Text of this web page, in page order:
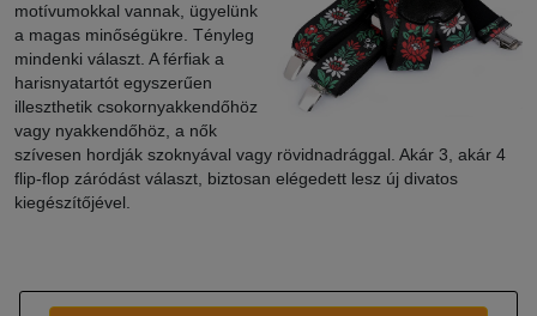
motívumokkal vannak, ügyelünk
a magas minőségükre. Tényleg
mindenki választ. A férfiak a
harisnyatartót egyszerűen
illeszthetik csokornyakkendőhöz
vagy nyakkendőhöz, a nők
szívesen hordják szoknyával vagy rövidnadrággal. Akár 3, akár 4
flip-flop záródást választ, biztosan elégedett lesz új divatos
kiegészítőjével.